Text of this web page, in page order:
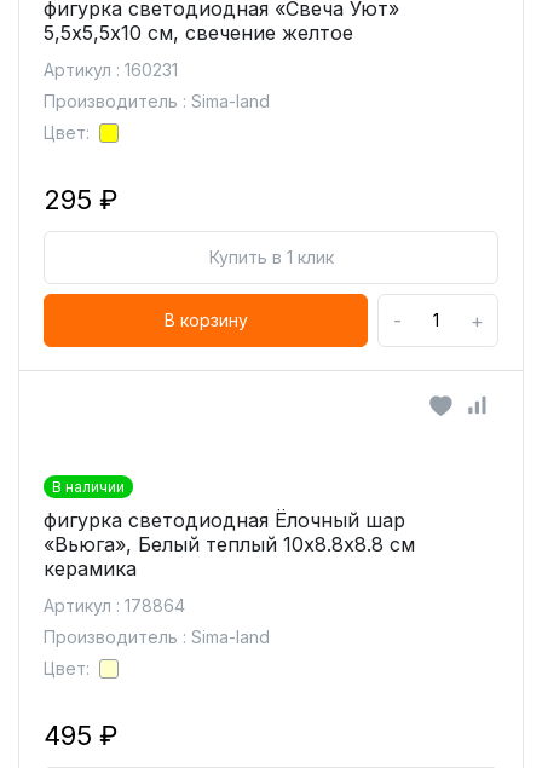
фигурка светодиодная «Свеча Уют»
5,5х5,5х10 см, свечение желтое
Артикул : 160231
Производитель : Sima-land
Цвет:
295 ₽
Купить в 1 клик
В корзину - +
В наличии
фигурка светодиодная Ёлочный шар
«Вьюга», Белый теплый 10х8.8х8.8 см
керамика
Артикул : 178864
Производитель : Sima-land
Цвет:
495 ₽